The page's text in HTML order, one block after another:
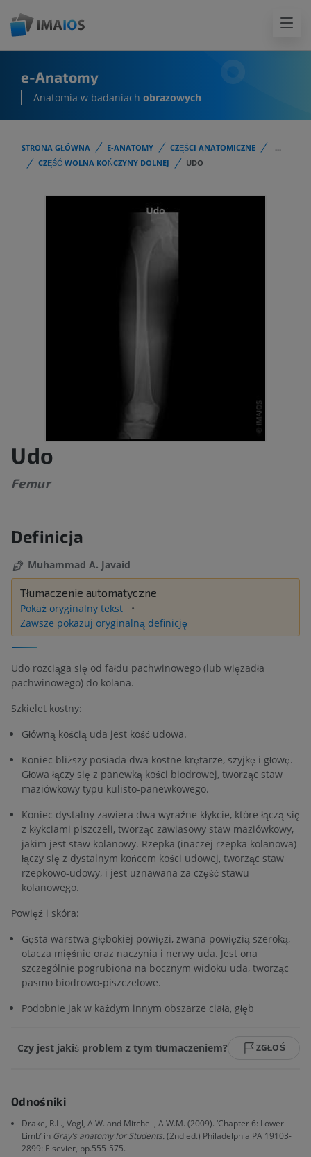
e-Anatomy
Anatomia w badaniach obrazowych
STRONA GŁÓWNA E-ANATOMY CZĘŚCI ANATOMICZNE
...
CZĘŚĆ WOLNA KOŃCZYNY DOLNEJ
UDO
Udo
Femur
Definicja
Muhammad A. Javaid
Tłumaczenie automatyczne
Pokaż oryginalny tekst
Zawsze pokazuj oryginalną definicję
Udo rozciąga się od fałdu pachwinowego (lub więzadła
pachwinowego) do kolana.
Szkielet kostny:
Główną kością uda jest kość udowa.
Koniec bliższy posiada dwa kostne krętarze, szyjkę i głowę.
Głowa łączy się z panewką kości biodrowej, tworząc staw
maziówkowy typu kulisto-panewkowego.
Koniec dystalny zawiera dwa wyraźne kłykcie, które łączą się
z kłykciami piszczeli, tworząc zawiasowy staw maziówkowy,
jakim jest staw kolanowy. Rzepka (inaczej rzepka kolanowa)
łączy się z dystalnym końcem kości udowej, tworząc staw
rzepkowo-udowy, i jest uznawana za część stawu
kolanowego.
Powięź i skóra:
Gęsta warstwa głębokiej powięzi, zwana powięzią szeroką,
otacza mięśnie oraz naczynia i nerwy uda. Jest ona
szczególnie pogrubiona na bocznym widoku uda, tworząc
pasmo biodrowo-piszczelowe.
Podobnie jak w każdym innym obszarze ciała, głęb
Czy jest jakiś problem z tym tłumaczeniem? ZGŁOŚ
Odnośniki
Drake, R.L., Vogl, A.W. and Mitchell, A.W.M. (2009). ‘Chapter 6: Lower
Limb’ in Gray’s anatomy for Students.(2nd ed.) Philadelphia PA 19103-
2899: Elsevier, pp.555-575.